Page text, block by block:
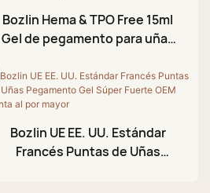
Gel de modelado 3D
Esmalte en gel
craquelado
Lápiz de pintura acrílica
Paleta de barro brillante
Bozlin Hema & TPO Free 15ml
Gel de pegamento para uñas
fuerte UV/LED
Bozlin UE EE. UU. Estándar
Francés Puntas de Uñas